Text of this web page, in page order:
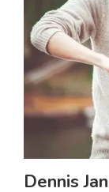
Dennis